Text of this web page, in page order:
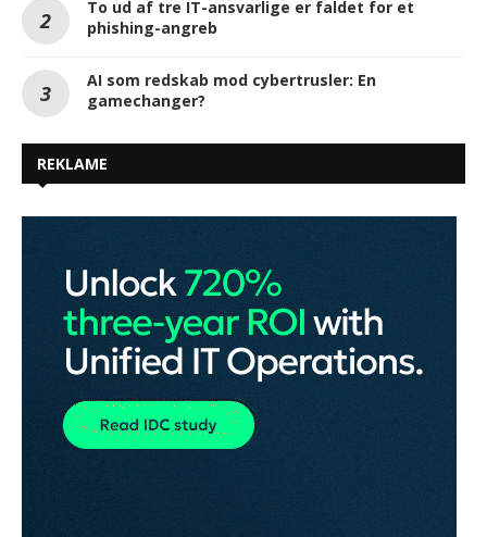
To ud af tre IT-ansvarlige er faldet for et
phishing-angreb
AI som redskab mod cybertrusler: En
gamechanger?
REKLAME